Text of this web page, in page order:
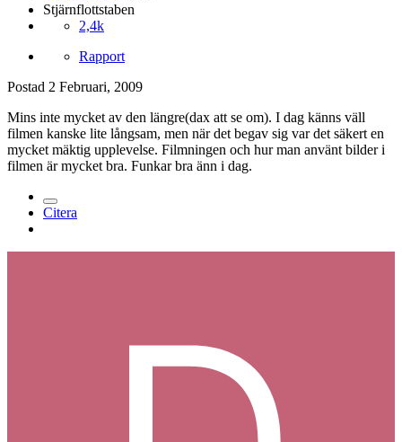
Stjärnflottstaben
2,4k
Rapport
Postad 2 Februari, 2009
Mins inte mycket av den längre(dax att se om). I dag känns väll
filmen kanske lite långsam, men när det begav sig var det säkert en
mycket mäktig upplevelse. Filmningen och hur man använt bilder i
filmen är mycket bra. Funkar bra änn i dag.
Citera